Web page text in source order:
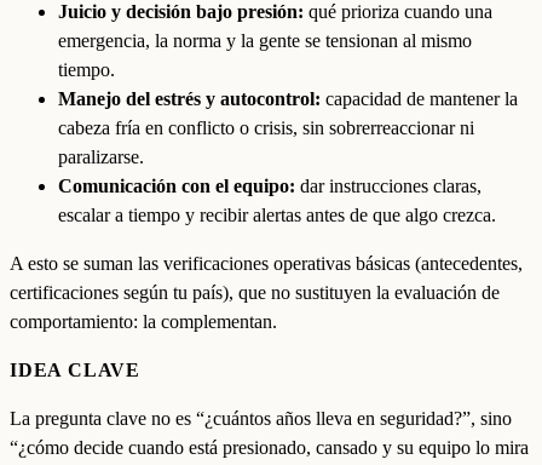
Juicio y decisión bajo presión: qué prioriza cuando una
emergencia, la norma y la gente se tensionan al mismo
tiempo.
Manejo del estrés y autocontrol: capacidad de mantener la
cabeza fría en conflicto o crisis, sin sobrerreaccionar ni
paralizarse.
Comunicación con el equipo: dar instrucciones claras,
escalar a tiempo y recibir alertas antes de que algo crezca.
A esto se suman las verificaciones operativas básicas (antecedentes,
certificaciones según tu país), que no sustituyen la evaluación de
comportamiento: la complementan.
IDEA CLAVE
La pregunta clave no es “¿cuántos años lleva en seguridad?”, sino
“¿cómo decide cuando está presionado, cansado y su equipo lo mira